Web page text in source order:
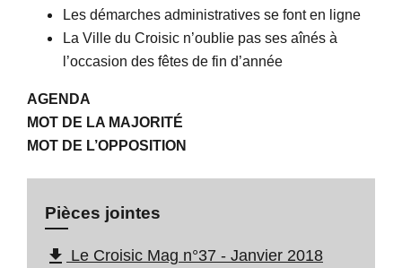
Les démarches administratives se font en ligne
La Ville du Croisic n’oublie pas ses aînés à
l’occasion des fêtes de fin d’année
AGENDA
MOT DE LA MAJORITÉ
MOT DE L’OPPOSITION
Pièces jointes
file_download Le Croisic Mag n°37 - Janvier 2018